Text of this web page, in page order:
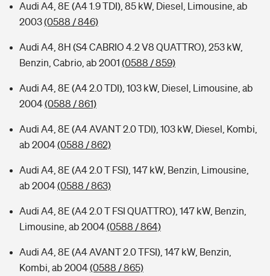
Audi A4, 8E (A4 1.9 TDI), 85 kW, Diesel, Limousine, ab
2003(0588 / 846)
Audi A4, 8H (S4 CABRIO 4.2 V8 QUATTRO), 253 kW,
Benzin, Cabrio, ab 2001 (0588 / 859)
Audi A4, 8E (A4 2.0 TDI), 103 kW, Diesel, Limousine, ab
2004(0588 / 861)
Audi A4, 8E (A4 AVANT 2.0 TDI), 103 kW, Diesel, Kombi,
ab 2004(0588 / 862)
Audi A4, 8E (A4 2.0 T FSI), 147 kW, Benzin, Limousine,
ab 2004(0588 / 863)
Audi A4, 8E (A4 2.0 T FSI QUATTRO), 147 kW, Benzin,
Limousine, ab 2004(0588 / 864)
Audi A4, 8E (A4 AVANT 2.0 TFSI), 147 kW, Benzin,
Kombi, ab 2004(0588 / 865)